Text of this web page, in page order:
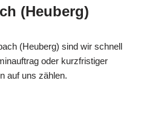
(Heuberg)
(Heuberg) sind wir schnell
oder kurzfristiger
auf uns zählen.